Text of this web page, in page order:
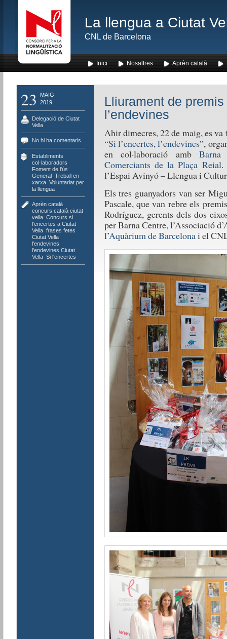
La llengua a Ciutat
CNL de Barcelona
Inici Nosaltres Aprèn català
23
MAIG
2019
Delegació de Ciutat
Vella
No hi ha comentaris
Establiments
col·laboradors
Foment de l'ús
General, Treball en
xarxa, Voluntariat per
la llengua
Aprèn català,
concurs català ciutat
vella, Concurs si
l'encertes a Ciutat
Vella, frases fetes
Ciutat Vella,
l'endevines
l'endevines Ciutat
Vella, Si l'encertes
Lliurament de premis
l’endevines
Ahir dimecres, 22 de maig, es
“Si l’encertes, l’endevines”,
en col·laboració ambBarna
Comerciants de la Plaça Reial.
l’Espai Avinyó – Llengua i
Els tres guanyadors van ser
Pascale, que van rebre els
Rodríguez, gerents dels dos
per Barna Centre, l’Associació
l’Aquàrium de Barcelonai el